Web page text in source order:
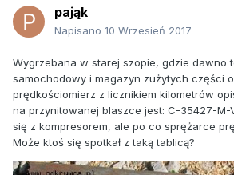
pająk
Napisano 10 Wrzesień 2017
Wygrzebana w starej szopie, gdzie dawno
samochodowy i magazyn zużytych części
prędkościomierz z licznikiem kilometrów
na przynitowanej blaszce jest: C-35427-M-
się z kompresorem, ale po co sprężarce
Może ktoś się spotkał z taką tablicą?